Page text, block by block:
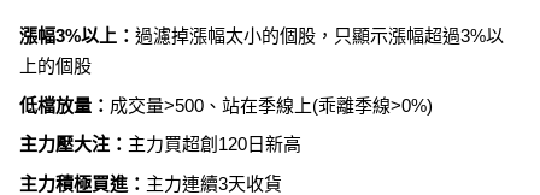
漲幅3%以上： 過濾掉漲幅太小的個股，只顯示漲幅超過3%以
上的個股
低檔放量： 成交量>500、站在季線上(乖離季線>0%)
主力壓大注： 主力買超創120日新高
主力積極買進： 主力連續3天收貨